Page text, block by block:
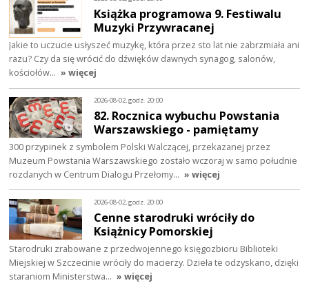
Książka programowa 9. Festiwalu
Muzyki Przywracanej
Jakie to uczucie usłyszeć muzykę, która przez sto lat nie zabrzmiała ani
razu? Czy da się wrócić do dźwięków dawnych synagog, salonów,
kościołów… » więcej
2026-08-02, godz. 20:00
82. Rocznica wybuchu Powstania
Warszawskiego - pamiętamy
300 przypinek z symbolem Polski Walczącej, przekazanej przez
Muzeum Powstania Warszawskiego zostało wczoraj w samo południe
rozdanych w Centrum Dialogu Przełomy… » więcej
2026-08-02, godz. 20:00
Cenne starodruki wróciły do
Książnicy Pomorskiej
Starodruki zrabowane z przedwojennego księgozbioru Biblioteki
Miejskiej w Szczecinie wróciły do macierzy. Dzieła te odzyskano, dzięki
staraniom Ministerstwa… » więcej